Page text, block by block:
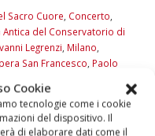
Cookie
tecnologie come i cookie
del dispositivo. Il
di elaborare dati come il
Sacro Cuore Concerto
Antica del Conservatorio di
Legrenzi Milano
San Francesco Paolo